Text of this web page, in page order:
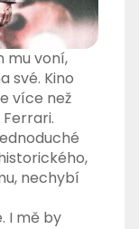
mu voní,
své. Kino
více než
nechybí
I mě by